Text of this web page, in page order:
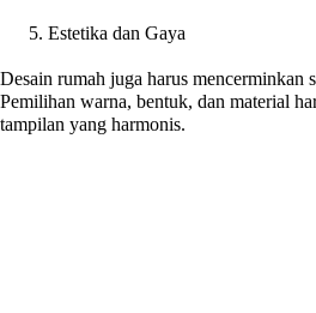
Estetika dan Gaya
Desain rumah juga harus mencerminkan
Pemilihan warna, bentuk, dan material
tampilan yang harmonis.